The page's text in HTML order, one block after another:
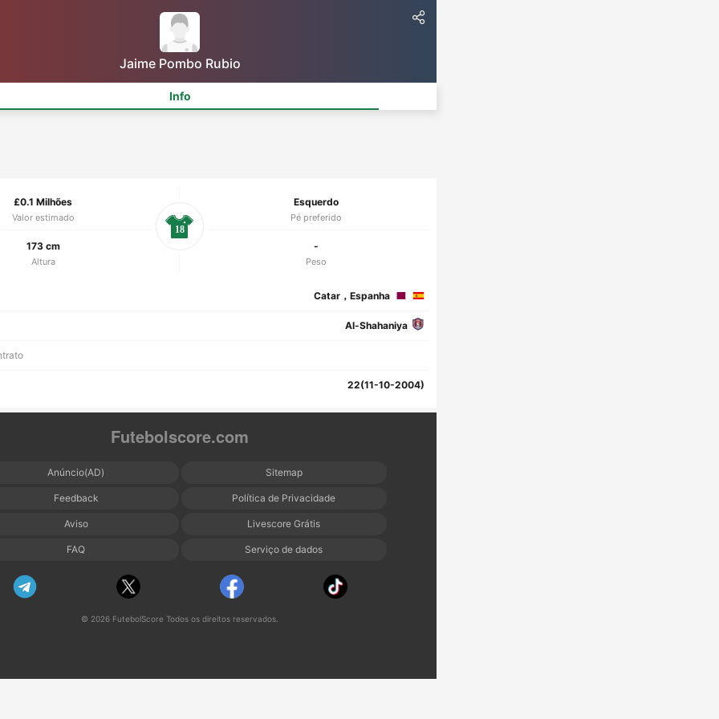
Jaime Pombo Rubio
Info
£0.1 Milhões
Valor estimado
Esquerdo
Pé preferido
173 cm
Altura
-
Peso
18
Catar，Espanha
Al-Shahaniya
22(11-10-2004)
Futebolscore.com
Anúncio(AD) Sitemap
Feedback Política de Privacidade
Aviso Livescore Grátis
FAQ Serviço de dados
© 2026 FutebolScore Todos os direitos reservados.